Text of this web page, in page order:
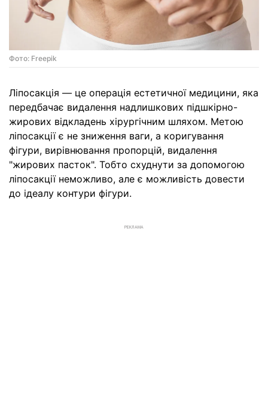
Фото: Freepik
Ліпосакція — це операція естетичної медицини, яка
передбачає видалення надлишкових підшкірно-
жирових відкладень хірургічним шляхом. Метою
ліпосакції є не зниження ваги, а коригування
фігури, вирівнювання пропорцій, видалення
"жирових пасток". Тобто схуднути за допомогою
ліпосакції неможливо, але є можливість довести
до ідеалу контури фігури.
РЕКЛАМА